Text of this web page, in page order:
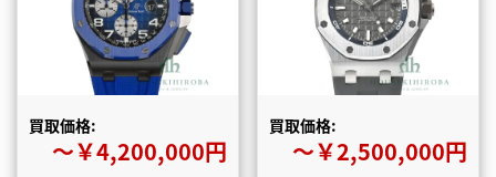
買取価格:
〜￥4,200,000円
買取価格:
〜￥2,500,000円